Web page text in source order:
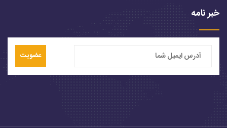
خبر نامه
عضویت